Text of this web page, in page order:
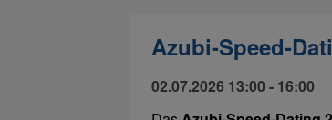
Azubi-Speed-
02.07.2026 13:00 - 16:00